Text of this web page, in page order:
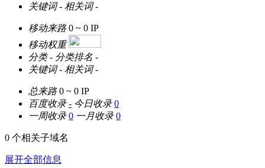
关键词 - 相关词 -
移动来路 0 ~ 0 IP
移动权重
分类 - 分类排名 -
关键词 - 相关词 -
总来路 0 ~ 0 IP
百度收录 - 今日收录 0
一周收录 0 一月收录 0
0 个相关子域名
展开全部信息